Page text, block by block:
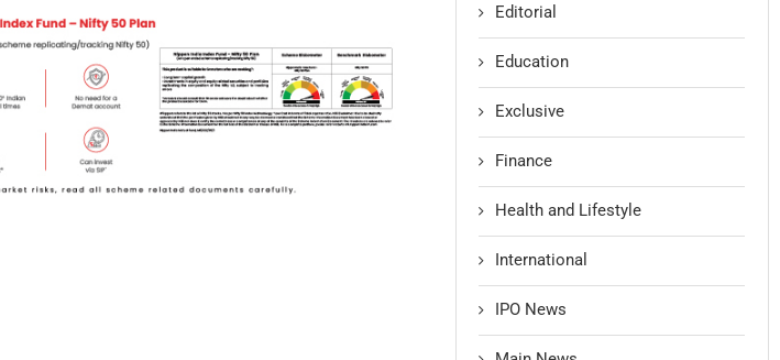
Editorial
Education
Exclusive
Finance
Health and Lifestyle
International
IPO News